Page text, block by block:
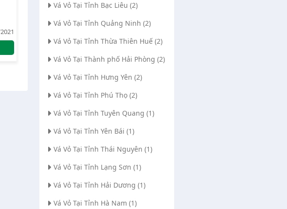
Vá Vỏ Tại Tỉnh Bạc Liêu (2)
Vá Vỏ Tại Tỉnh Quảng Ninh (2)
Vá Vỏ Tại Tỉnh Thừa Thiên Huế (2)
Vá Vỏ Tại Thành phố Hải Phòng (2)
Vá Vỏ Tại Tỉnh Hưng Yên (2)
Vá Vỏ Tại Tỉnh Phú Thọ (2)
Vá Vỏ Tại Tỉnh Tuyên Quang (1)
Vá Vỏ Tại Tỉnh Yên Bái (1)
Vá Vỏ Tại Tỉnh Thái Nguyên (1)
Vá Vỏ Tại Tỉnh Lạng Sơn (1)
Vá Vỏ Tại Tỉnh Hải Dương (1)
Vá Vỏ Tại Tỉnh Hà Nam (1)